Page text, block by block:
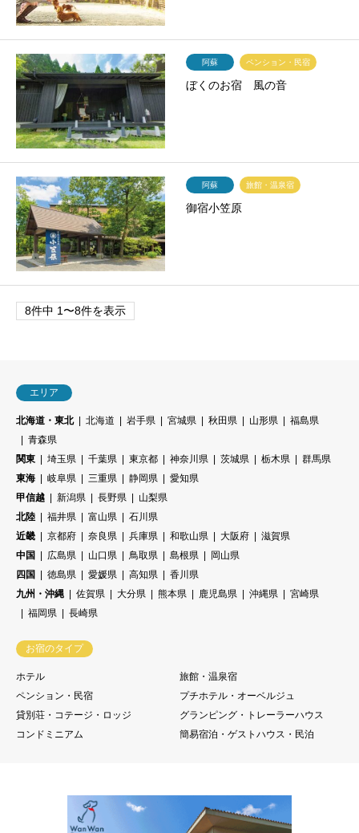
阿蘇 ペンション・民宿
ぼくのお宿 風の音
阿蘇 旅館・温泉宿
御宿小笠原
8件中 1〜8件を表示
エリア
北海道・東北 北海道 岩手県 宮城県 秋田県 山形県
福島県
青森県
関東
埼玉県 千葉県 東京都 神奈川県 茨城県 栃木県
群馬県
東海
岐阜県 三重県 静岡県
愛知県
甲信越
新潟県 長野県
山梨県
北陸
福井県 富山県
石川県
近畿
京都府 奈良県 兵庫県 和歌山県 大阪府
滋賀県
中国
広島県 山口県 鳥取県 島根県
岡山県
四国
徳島県 愛媛県 高知県
香川県
九州・沖縄
佐賀県 大分県 熊本県 鹿児島県 沖縄県
宮崎県
福岡県
長崎県
お宿のタイプ
ホテル
旅館・温泉宿
ペンション・民宿
プチホテル・オーベルジュ
貸別荘・コテージ・ロッジ
グランピング・トレーラーハウス
コンドミニアム
簡易宿泊・ゲストハウス・民泊